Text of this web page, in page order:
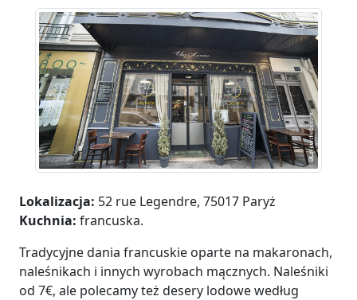
Lokalizacja: 52 rue Legendre, 75017 Paryż
Kuchnia: francuska.
Tradycyjne dania francuskie oparte na makaronach,
naleśnikach i innych wyrobach mącznych. Naleśniki
od 7€, ale polecamy też desery lodowe według